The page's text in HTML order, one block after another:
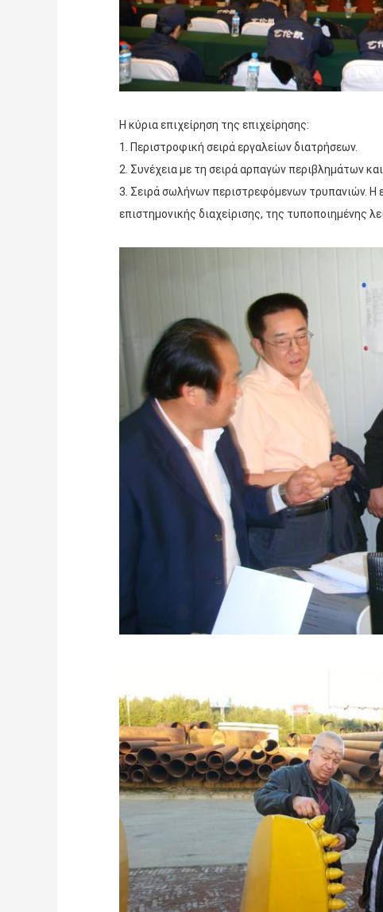
Η κύρια επιχείρηση της επιχείρησης:
1. Περιστροφική σειρά εργαλείων διατρήσεων.
2. Συνέχεια με τη σειρά αρπαγών περιβλημάτων
3. Σειρά σωλήνων περιστρεφόμενων τρυπανιών. Η
επιστημονικής διαχείρισης, της τυποποιημένης